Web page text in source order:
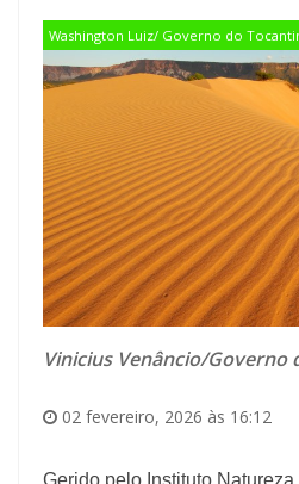
Washington Luiz/ Governo do
Vinicius Venâncio/Governo
02 fevereiro, 2026 às 16:12